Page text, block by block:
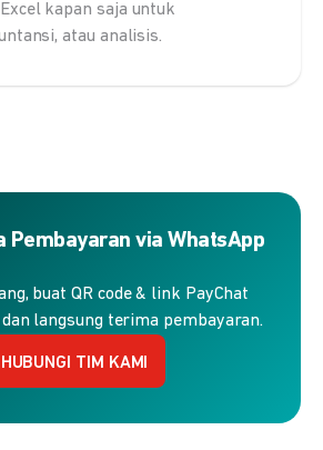
kapan saja untuk
atau analisis.
Pembayaran via WhatsApp
buat QR code & link PayChat
langsung terima pembayaran.
HUBUNGI TIM KAMI